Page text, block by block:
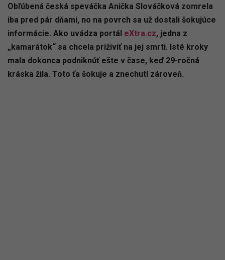
Obľúbená česká speváčka Anička Slováčková zomrela
iba pred pár dňami, no na povrch sa už dostali šokujúce
informácie. Ako uvádza portál eXtra.cz, jedna z
„kamarátok“ sa chcela priživiť na jej smrti. Isté kroky
mala dokonca podniknúť ešte v čase, keď 29-ročná
kráska žila. Toto ťa šokuje a znechutí zároveň.